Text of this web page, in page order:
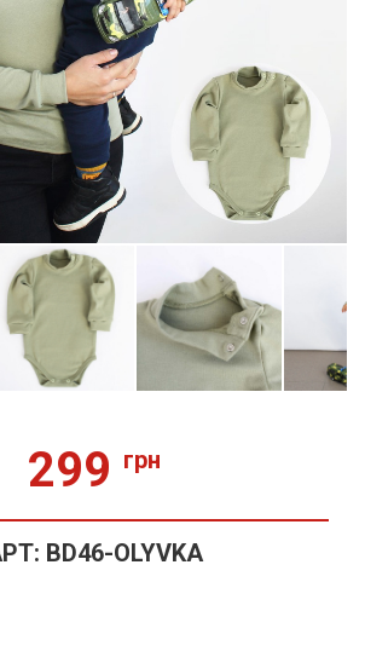
299 грн
BD46-OLYVKA